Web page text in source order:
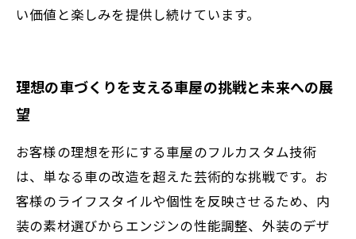
い価値と楽しみを提供し続けています。
理想の車づくりを支える車屋の挑戦と未来への展
望
お客様の理想を形にする車屋のフルカスタム技術
は、単なる車の改造を超えた芸術的な挑戦です。お
客様のライフスタイルや個性を反映させるため、内
装の素材選びからエンジンの性能調整、外装のデザ